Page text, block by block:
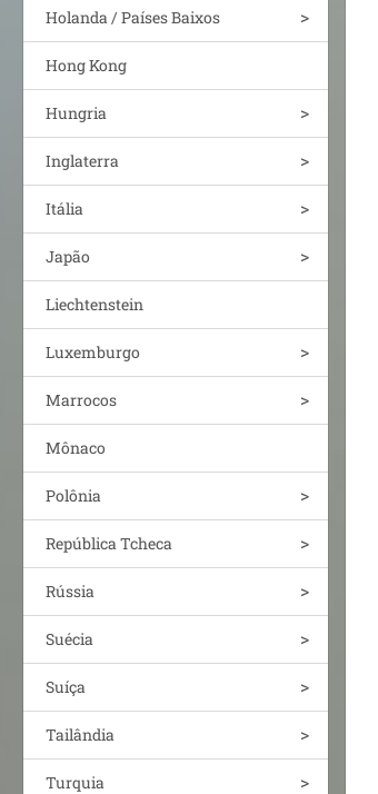
Holanda / Países Baixos
Hong Kong
Hungria
Inglaterra
Itália
Japão
Liechtenstein
Luxemburgo
Marrocos
Mônaco
Polônia
República Tcheca
Rússia
Suécia
Suíça
Tailândia
Turquia